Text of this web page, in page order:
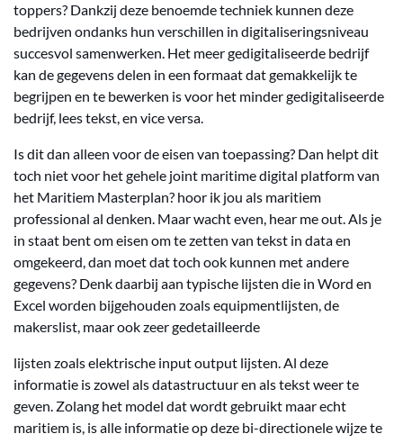
toppers? Dankzij deze benoemde techniek kunnen deze
bedrijven ondanks hun verschillen in digitaliseringsniveau
succesvol samenwerken. Het meer gedigitaliseerde bedrijf
kan de gegevens delen in een formaat dat gemakkelijk te
begrijpen en te bewerken is voor het minder gedigitaliseerde
bedrijf, lees tekst, en vice versa.
Is dit dan alleen voor de eisen van toepassing? Dan helpt dit
toch niet voor het gehele joint maritime digital platform van
het Maritiem Masterplan? hoor ik jou als maritiem
professional al denken. Maar wacht even, hear me out. Als je
in staat bent om eisen om te zetten van tekst in data en
omgekeerd, dan moet dat toch ook kunnen met andere
gegevens? Denk daarbij aan typische lijsten die in Word en
Excel worden bijgehouden zoals equipmentlijsten, de
makerslist, maar ook zeer gedetailleerde
lijsten zoals elektrische input output lijsten. Al deze
informatie is zowel als datastructuur en als tekst weer te
geven. Zolang het model dat wordt gebruikt maar echt
maritiem is, is alle informatie op deze bi-directionele wijze te